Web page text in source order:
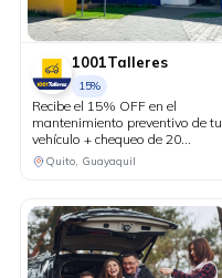
1001Talleres
15%
Recibe el 15% OFF en el
mantenimiento preventivo de tu
vehículo + chequeo de 20
puntos sin costo.
Quito, Guayaquil